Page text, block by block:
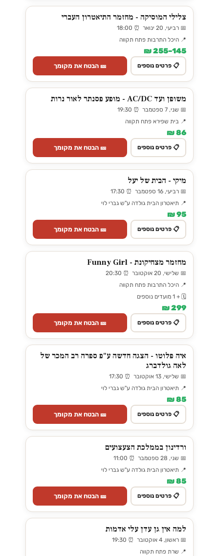
צלילי המוסיקה - מחזמר התיאטרון העברי
📅 רביעי, 20 ינואר ⏰ 18:00
📍 היכל התרבות פתח תקווה
145–255 ₪
📋 פרטים נוספים 🎫 הבטח את מקומך
משופן ועד AC/DC - מופע פסנתר לאור נרות
📅 שני, 7 ספטמבר ⏰ 19:30
📍 בית שפירא פתח תקווה
86 ₪
📋 פרטים נוספים 🎫 הבטח את מקומך
מיקי - הבית של יעל
📅 רביעי, 16 ספטמבר ⏰ 17:30
📍 תיאטרון הבית גולדה ע"ש גברי לוי
95 ₪
📋 פרטים נוספים 🎫 הבטח את מקומך
מחזמר מצחיקונת - Funny Girl
📅 שלישי, 20 אוקטובר ⏰ 20:30
📍 היכל התרבות פתח תקווה
🗓️ + 1 מועדים נוספים
299 ₪
📋 פרטים נוספים 🎫 הבטח את מקומך
איה פלוטו - הצגה חדשה ע"פ ספרה רב המכר של
לאה גולדברג
📅 שלישי, 13 אוקטובר ⏰ 17:30
📍 תיאטרון הבית גולדה ע"ש גברי לוי
85 ₪
📋 פרטים נוספים 🎫 הבטח את מקומך
ורדינון בממלכת הצעצועים
📅 שני, 28 ספטמבר ⏰ 11:00
📍 תיאטרון הבית גולדה ע"ש גברי לוי
85 ₪
📋 פרטים נוספים 🎫 הבטח את מקומך
למה אין גן עדן עלי אדמות
📅 ראשון, 4 אוקטובר ⏰ 19:30
📍 שרת פתח תקווה